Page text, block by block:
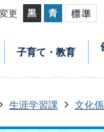
更
子育て・教育
生涯学習課 文化係